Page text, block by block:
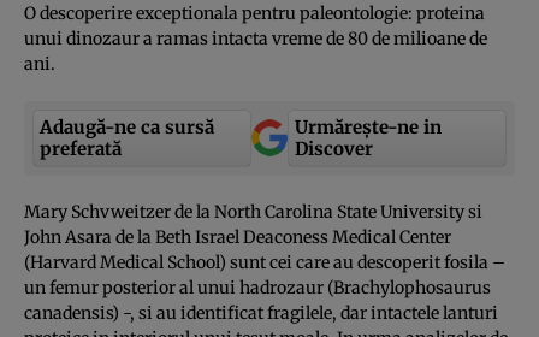
O descoperire exceptionala pentru paleontologie: proteina
unui dinozaur a ramas intacta vreme de 80 de milioane de
ani.
Adaugă-ne ca sursă
preferată
Urmărește-ne in
Discover
Mary Schvweitzer de la North Carolina State University si
John Asara de la Beth Israel Deaconess Medical Center
(Harvard Medical School) sunt cei care au descoperit fosila –
un femur posterior al unui hadrozaur (Brachylophosaurus
canadensis) -, si au identificat fragilele, dar intactele lanturi